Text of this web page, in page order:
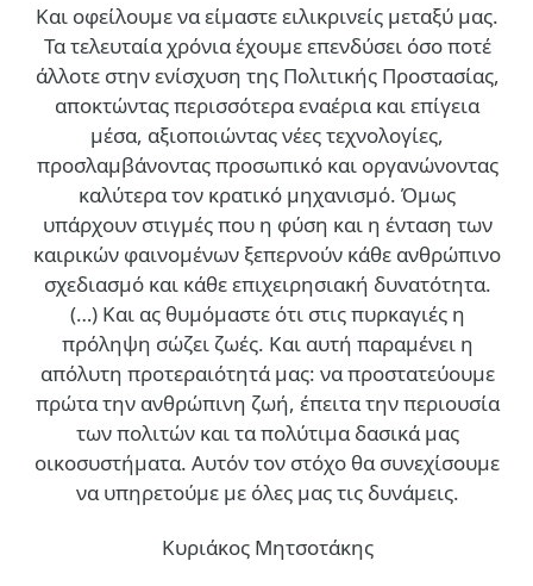
Και οφείλουμε να είμαστε ειλικρινείς μεταξύ μας.
Τα τελευταία χρόνια έχουμε επενδύσει όσο ποτέ
άλλοτε στην ενίσχυση της Πολιτικής Προστασίας,
αποκτώντας περισσότερα εναέρια και επίγεια
μέσα, αξιοποιώντας νέες τεχνολογίες,
προσλαμβάνοντας προσωπικό και οργανώνοντας
καλύτερα τον κρατικό μηχανισμό. Όμως
υπάρχουν στιγμές που η φύση και η ένταση των
καιρικών φαινομένων ξεπερνούν κάθε ανθρώπινο
σχεδιασμό και κάθε επιχειρησιακή δυνατότητα.
(…) Και ας θυμόμαστε ότι στις πυρκαγιές η
πρόληψη σώζει ζωές. Και αυτή παραμένει η
απόλυτη προτεραιότητά μας: να προστατεύουμε
πρώτα την ανθρώπινη ζωή, έπειτα την περιουσία
των πολιτών και τα πολύτιμα δασικά μας
οικοσυστήματα. Αυτόν τον στόχο θα συνεχίσουμε
να υπηρετούμε με όλες μας τις δυνάμεις.
Κυριάκος Μητσοτάκης